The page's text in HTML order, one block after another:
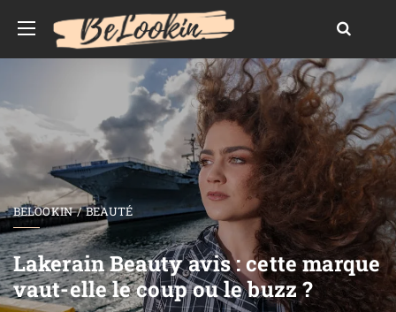
BELOOKIN BEAUTÉ
Lakerain Beauty avis : cette marque
vaut-elle le coup ou le buzz ?